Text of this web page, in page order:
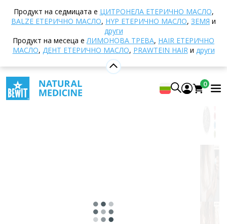
Продукт на седмицата е ЦИТРОНЕЛА ЕТЕРИЧНО МАСЛО,
BALZE ЕТЕРИЧНО МАСЛО, HYP ЕТЕРИЧНО МАСЛО, ЗЕМЯ и
други
Продукт на месеца еЛИМОНОВА ТРЕВА, HAIR ЕТЕРИЧНО
МАСЛО, ДЕНТ ЕТЕРИЧНО МАСЛО, PRAWTEIN HAIRи други
0
Арома колие Малки цветя в кръг
Арома колие Малки цветя в кръг
Добави собствена оценка